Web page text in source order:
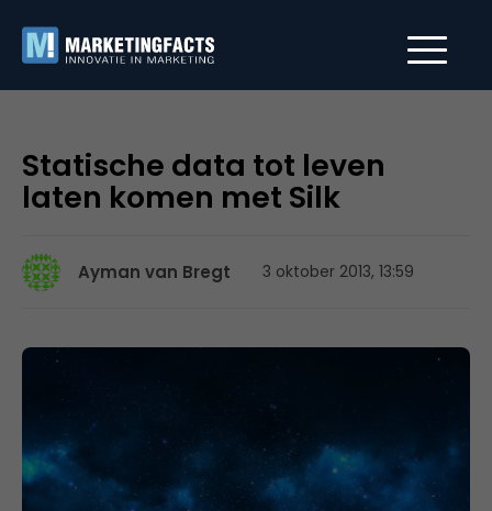
Statische data tot leven
laten komen met Silk
Ayman van Bregt 3 oktober 2013, 13:59